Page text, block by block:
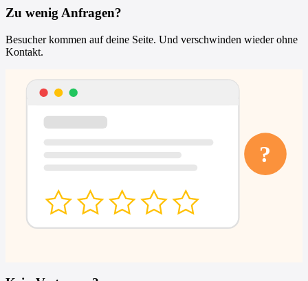
Zu wenig Anfragen?
Besucher kommen auf deine Seite. Und verschwinden wieder ohne
Kontakt.
?